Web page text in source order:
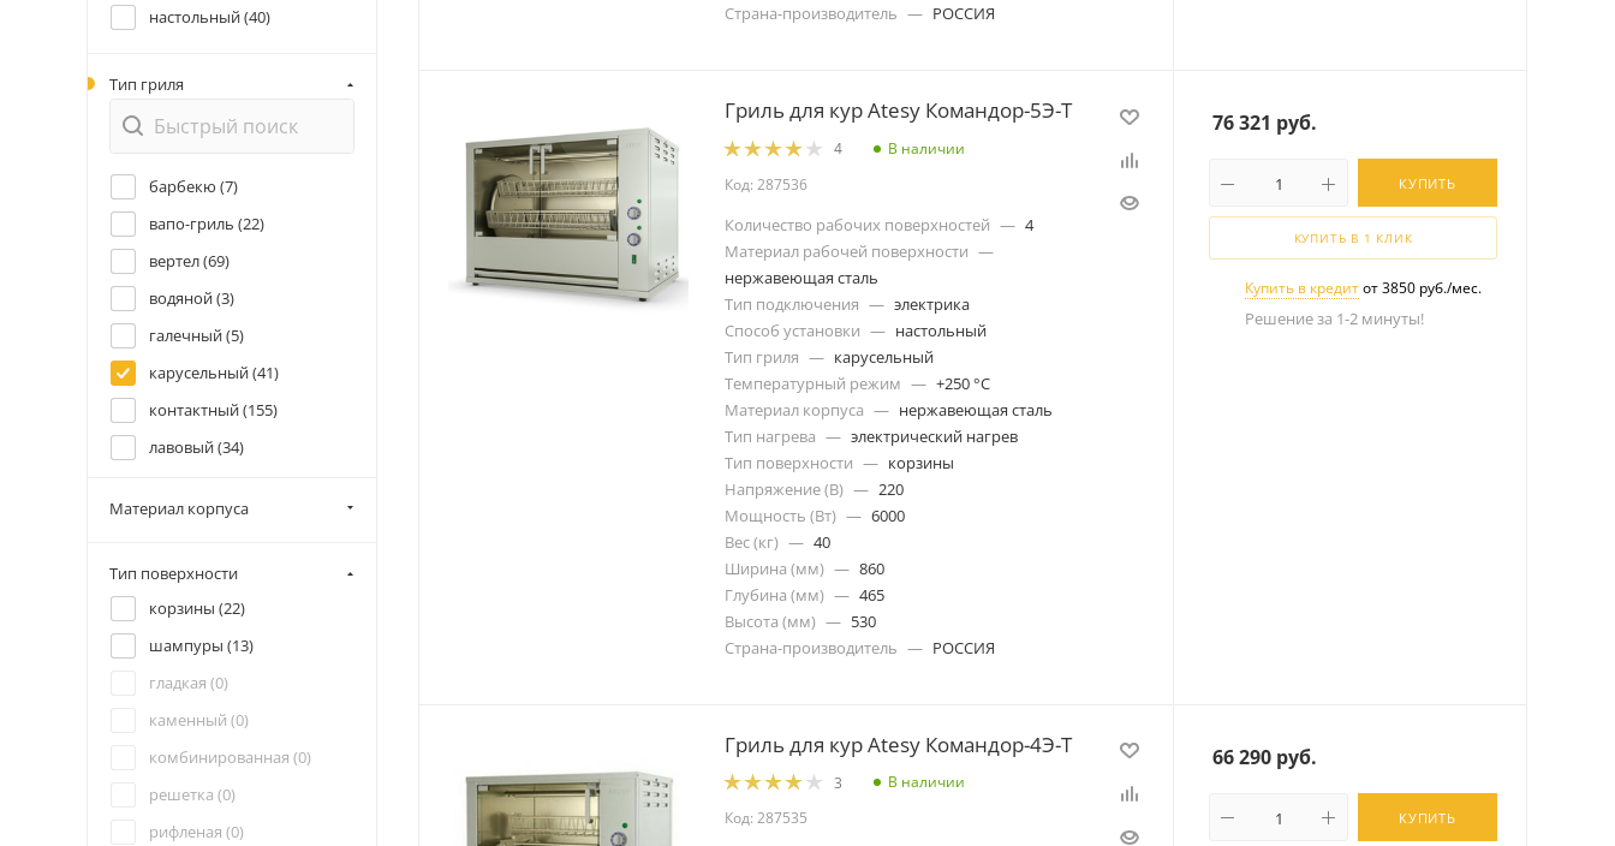
Страна-производитель — РОССИЯ
Гриль для кур Atesy Командор-5Э-Т
4
В наличии
Код: 287536
Количество рабочих поверхностей — 4
Материал рабочей поверхности —
нержавеющая сталь
Тип подключения — электрика
Способ установки — настольный
Тип гриля — карусельный
Температурный режим — +250 °C
Материал корпуса — нержавеющая сталь
Тип нагрева — электрический нагрев
Тип поверхности — корзины
Напряжение (В) — 220
Мощность (Вт) — 6000
Вес (кг) — 40
Ширина (мм) — 860
Глубина (мм) — 465
Высота (мм) — 530
Страна-производитель — РОССИЯ
76 321 руб.
КУПИТЬ
КУПИТЬ В 1 КЛИК
Купить в кредитот 3850 руб./мес.
Решение за 1-2 минуты!
Гриль для кур Atesy Командор-4Э-Т
3
В наличии
Код: 287535
66 290 руб.
КУПИТЬ
настольный (40)
Тип гриля
барбекю (7)
вапо-гриль (22)
вертел (69)
водяной (3)
галечный (5)
карусельный (41)
контактный (155)
лавовый (34)
мангал (3)
Материал корпуса
Тип поверхности
корзины (22)
шампуры (13)
гладкая (0)
каменный (0)
комбинированная (0)
решетка (0)
рифленая (0)